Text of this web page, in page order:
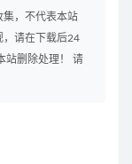
集，不代表本站
，请在下载后24
站删除处理！ 请